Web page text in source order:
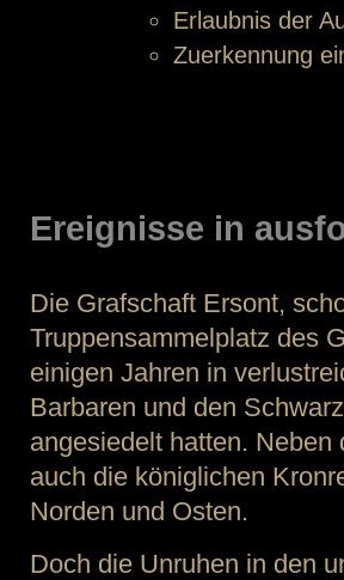
Erlaubnis der
Zuerkennung
Ereignisse in
Die Grafschaft Ersont,
Truppensammelplatz des
einigen Jahren in
Barbaren und den
angesiedelt hatten.
auch die königlichen
Norden und Osten.
Doch die Unruhen in den